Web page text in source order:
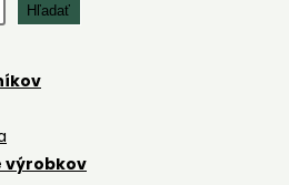
Hľadať
výrobkov